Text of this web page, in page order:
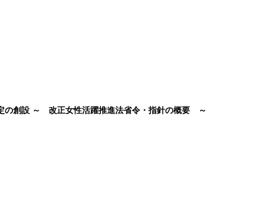
の創設 ～ 改正女性活躍推進法省令・指針の概要 ～